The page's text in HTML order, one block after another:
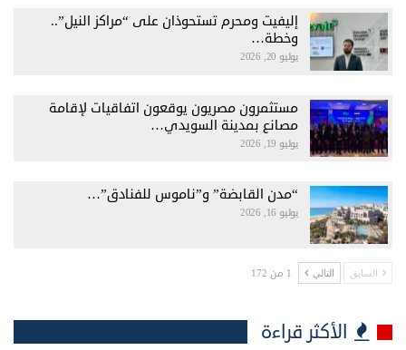
إليفيت ومحرم تستحوذان على “مراكز النيل”..
وخطة…
يوليو 20, 2026
مستثمرون مصريون يوقعون اتفاقيات لإقامة
مصانع بمدينة السويدي…
يوليو 19, 2026
“مدن القابضة” و”ناموس للفنادق”…
يوليو 16, 2026
السابق التالي 1 من 172
الأكثر قراءة